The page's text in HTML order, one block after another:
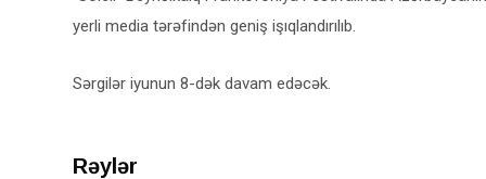
yerli media tərəfindən geniş işıqlandırılıb.
Sərgilər iyunun 8-dək davam edəcək.
Rəylər